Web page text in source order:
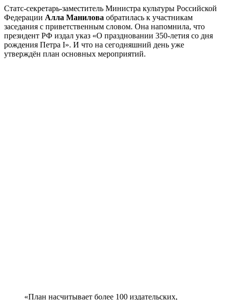
Статс-секретарь-заместитель Министра культуры Российской
Федерации Алла Манилова обратилась к участникам
заседания с приветственным словом. Она напомнила, что
президент РФ издал указ «О праздновании 350-летия со дня
рождения Петра I». И что на сегодняшний день уже
утверждён план основных мероприятий.
«План насчитывает более 100 издательских,